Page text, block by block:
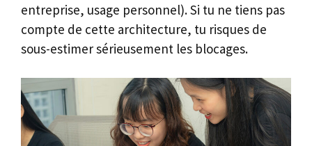
entreprise, usage personnel). Si tu ne tiens pas
compte de cette architecture, tu risques de
sous-estimer sérieusement les blocages.